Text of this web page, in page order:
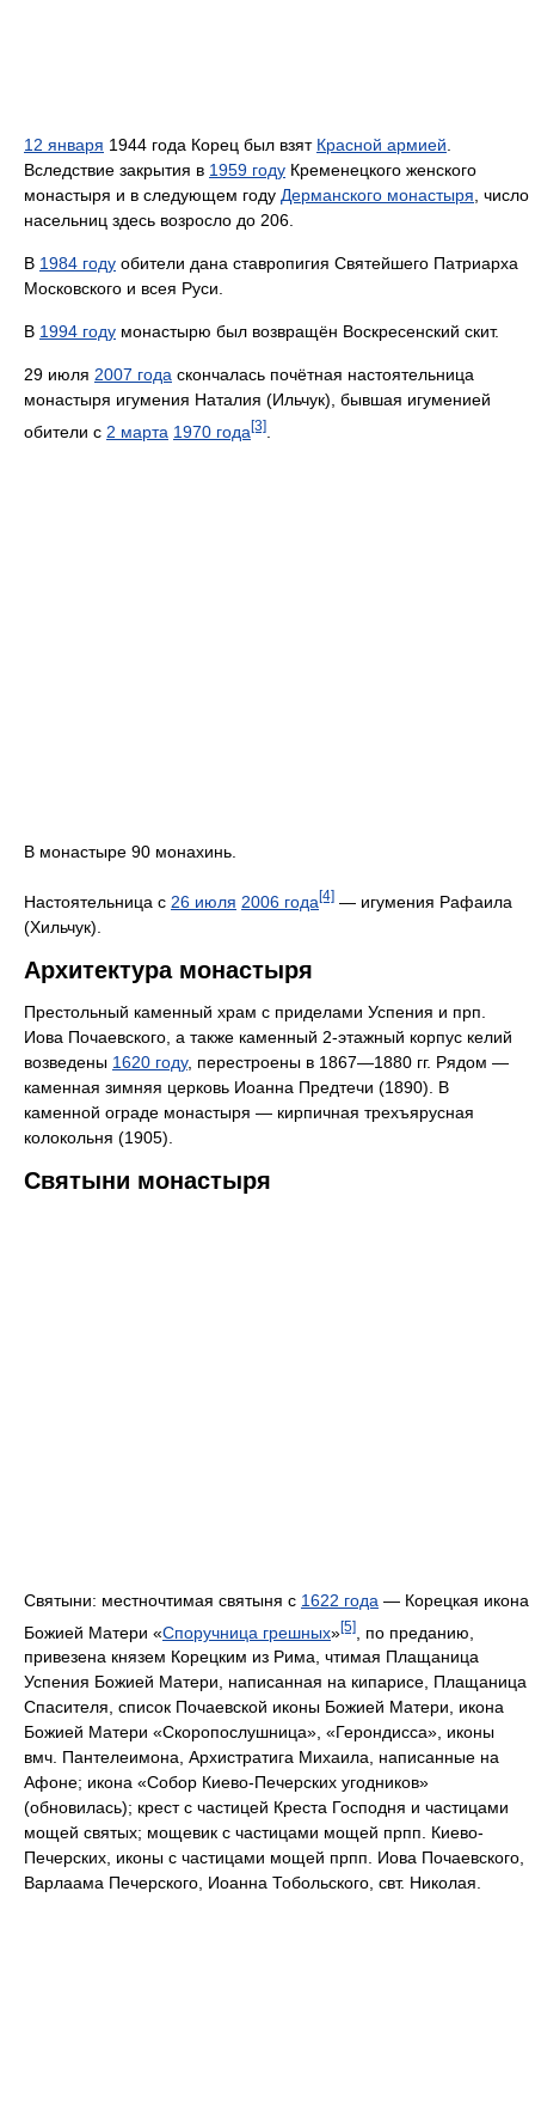
12 января 1944 года Корец был взят Красной армией.
Вследствие закрытия в 1959 году Кременецкого женского
монастыря и в следующем году Дерманского монастыря, число
насельниц здесь возросло до 206.
В 1984 году обители дана ставропигия Святейшего Патриарха
Московского и всея Руси.
В 1994 году монастырю был возвращён Воскресенский скит.
29 июля 2007 года скончалась почётная настоятельница
монастыря игумения Наталия (Ильчук), бывшая игуменией
обители с 2 марта 1970 года [3]
В монастыре 90 монахинь.
Настоятельница с 26 июля 2006 года[4] — игумения Рафаила
(Хильчук).
Архитектура монастыря
Престольный каменный храм с приделами Успения и прп.
Иова Почаевского, а также каменный 2-этажный корпус келий
возведены 1620 году, перестроены в 1867—1880 гг. Рядом —
каменная зимняя церковь Иоанна Предтечи (1890). В
каменной ограде монастыря — кирпичная трехъярусная
колокольня (1905).
Святыни монастыря
Святыни: местночтимая святыня с 1622 года — Корецкая икона
Божией Матери «Споручница грешных»[5]
, по преданию,
привезена князем Корецким из Рима, чтимая Плащаница
Успения Божией Матери, написанная на кипарисе, Плащаница
Спасителя, список Почаевской иконы Божией Матери, икона
Божией Матери «Скоропослушница», «Герондисса», иконы
вмч. Пантелеимона, Архистратига Михаила, написанные на
Афоне; икона «Собор Киево-Печерских угодников»
(обновилась); крест с частицей Креста Господня и частицами
мощей святых; мощевик с частицами мощей прпп. Киево-
Печерских, иконы с частицами мощей прпп. Иова Почаевского,
Варлаама Печерского, Иоанна Тобольского, свт. Николая.